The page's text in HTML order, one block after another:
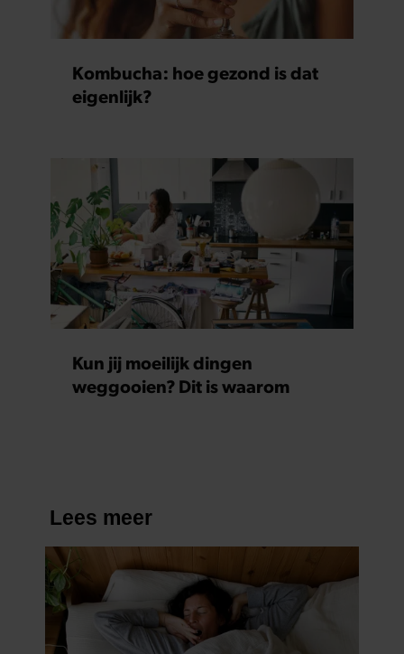
Kombucha: hoe gezond is dat
eigenlijk?
Kun jij moeilijk dingen
weggooien? Dit is waarom